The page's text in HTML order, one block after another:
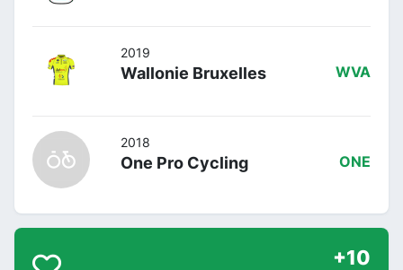
2019
Wallonie Bruxelles WVA
2018
One Pro Cycling ONE
+10